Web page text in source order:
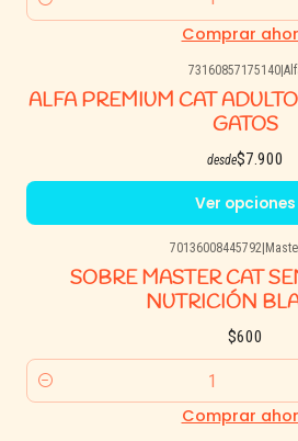
Cantidad
Comprar
73160857175140|
ALFA PREMIUM CAT
GATOS
desde$7.900
Ver opciones
70136008445792|
SOBRE MASTER CAT
NUTRICIÓN
$600
Cantidad
Comprar